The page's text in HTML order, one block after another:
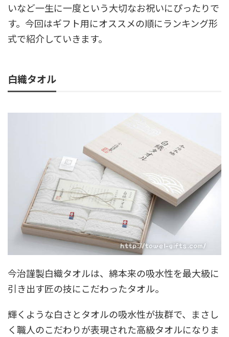
いなど一生に一度という大切なお祝いにぴったりで
す。今回はギフト用にオススメの順にランキング形
式で紹介していきます。
白織タオル
今治謹製白織タオルは、綿本来の吸水性を最大級に
引き出す匠の技にこだわったタオル。
輝くような白さとタオルの吸水性が抜群で、まさし
く職人のこだわりが表現された高級タオルになりま